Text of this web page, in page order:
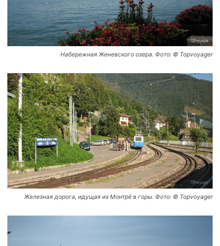
Набережная Женевского озера. Фото: © Topvoyager
Железная дорога, идущая из Монтрё в горы. Фото: © Topvoyager